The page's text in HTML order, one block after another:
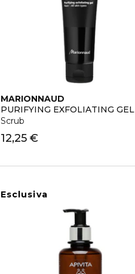
MARIONNAUD
PURIFYING EXFOLIATING GEL
Scrub
12,25 €
Esclusiva